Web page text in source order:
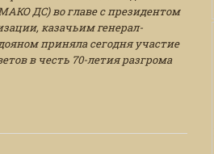
ДС) во главе с президентом
казачьим генерал-
приняла сегодня участие
в честь 70-летия разгрома